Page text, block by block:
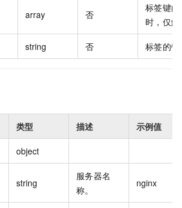
array 否
标签键
时，仅
string 否 标签的键
类型 描述 示例值
object
string
服务器名
称。
nginx